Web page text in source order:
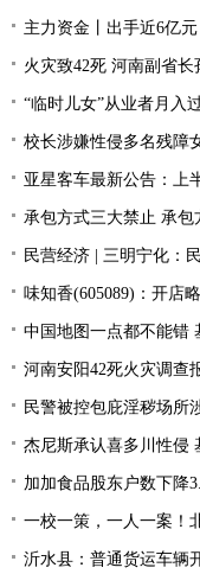
主力资金丨出手近6亿元，
火灾致42死 河南副省
“临时儿女”从业者月入
校长涉嫌性侵多名残障
亚星客车最新公告：上
承包方式三大禁止 承包
民营经济 | 三明宁化：
味知香(605089)：开店
中国地图一点都不能错
河南安阳42死火灾调查
民警被控包庇淫秽场所
杰尼斯承认喜多川性侵
加加食品股东户数下降
一校一策，一人一案！
沂水县：普通货运车辆